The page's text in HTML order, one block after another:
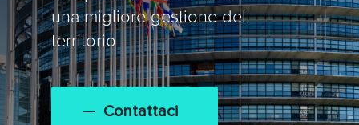
una migliore gestione del
territorio
Contattaci